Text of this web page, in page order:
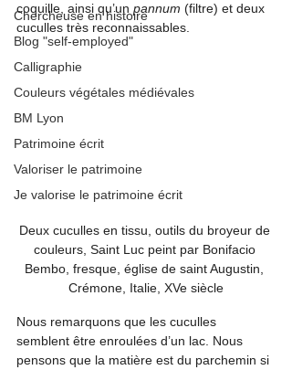
Chercheuse en histoire
Blog "self-employed"
Calligraphie
Couleurs végétales médiévales
BM Lyon
Patrimoine écrit
Valoriser le patrimoine
Je valorise le patrimoine écrit
coquille, ainsi qu’un pannum (filtre) et deux
cuculles très reconnaissables.
Deux cuculles en tissu, outils du broyeur de
couleurs, Saint Luc peint par Bonifacio
Bembo, fresque, église de saint Augustin,
Crémone, Italie, XVe siècle
Nous remarquons que les cuculles
semblent être enroulées d’un lac. Nous
pensons que la matière est du parchemin si